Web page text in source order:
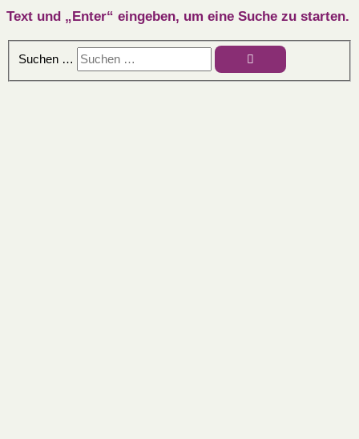
Text und „Enter“ eingeben, um eine Suche zu starten.
Suchen …